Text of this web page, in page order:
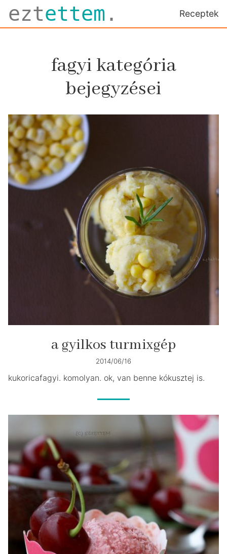
eztettem . Receptek
fagyi kategória
bejegyzései
a gyilkos turmixgép
2014/06/16
kukoricafagyi. komolyan. ok, van benne kókusztej is.